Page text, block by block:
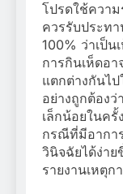
โปรดใช้ความ
ควรรับประท
100% ว่าเป็น
การกินเห็ดอ
แตกต่างกันไ
อย่างถูกต้องว่
เล็กน้อยในครั้
กรณีที่มีอากา
วินิจฉัยได้ง่า
รายงานเหตุก